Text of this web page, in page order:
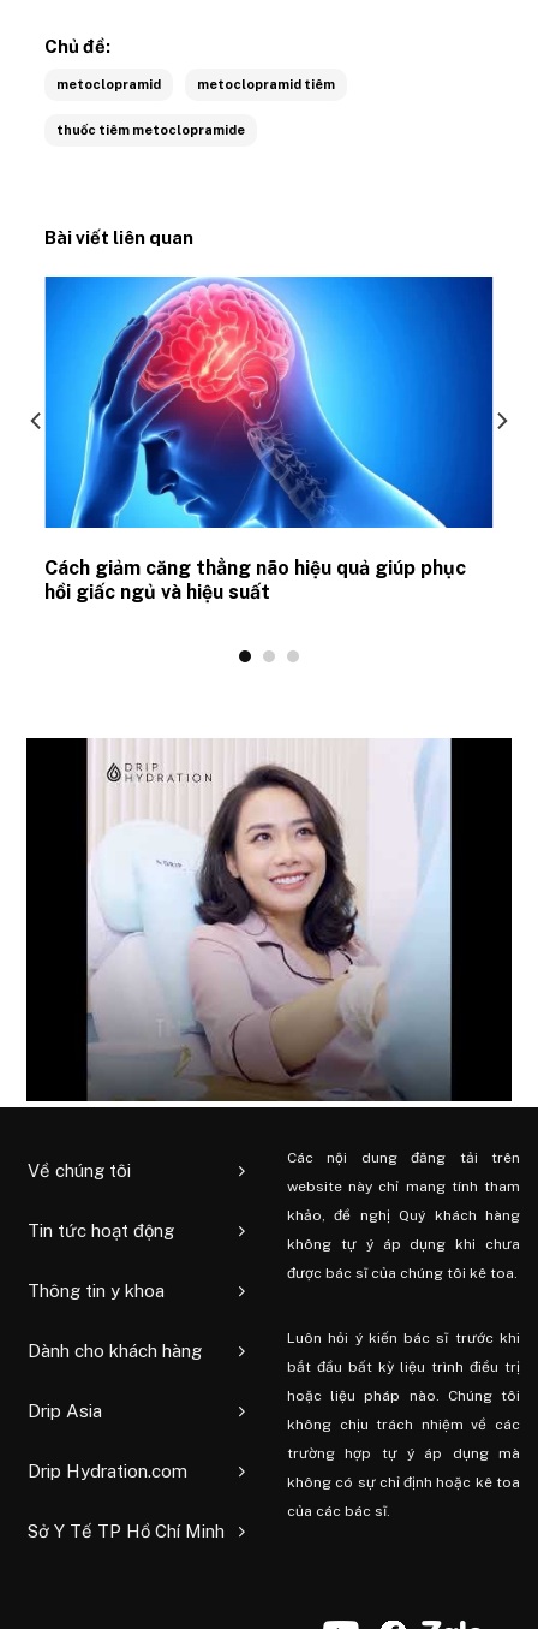
Chủ đề:
metoclopramid metoclopramid tiêm
thuốc tiêm metoclopramide
Bài viết liên quan
Cách giảm căng thẳng não hiệu quả giúp phục
hồi giấc ngủ và hiệu suất
Về chúng tôi
Tin tức hoạt động
Thông tin y khoa
Dành cho khách hàng
Drip Asia
Drip Hydration.com
Sở Y Tế TP Hồ Chí Minh
Các nội dung đăng tải trên
website này chỉ mang tính tham
khảo, đề nghị Quý khách hàng
không tự ý áp dụng khi chưa
được bác sĩ của chúng tôi kê toa.
Luôn hỏi ý kiến ​​bác sĩ trước khi
bắt đầu bất kỳ liệu trình điều trị
hoặc liệu pháp nào. Chúng tôi
không chịu trách nhiệm về các
trường hợp tự ý áp dụng mà
không có sự chỉ định hoặc kê toa
của các bác sĩ.